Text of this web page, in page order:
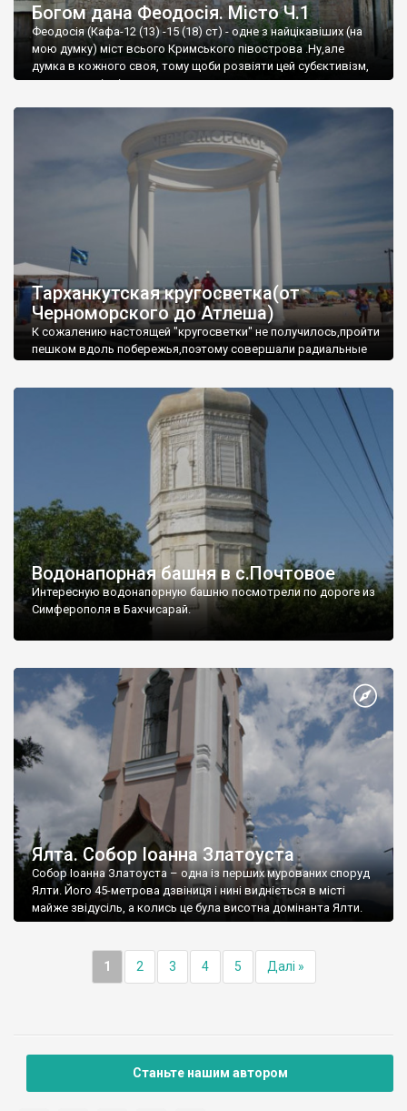
Богом дана Феодосія. Місто Ч.1
Феодосія (Кафа-12 (13) -15 (18) ст) - одне з найцікавіших (на
мою думку) міст всього Кримського півострова .Ну,але
думка в кожного своя, тому щоби розвіяти цей субєктивізм,
запрошую відвідати це
Тарханкутская кругосветка(от
Черноморского до Атлеша)
К сожалению настоящей "кругосветки" не получилось,пройти
пешком вдоль побережья,поэтому совершали радиальные
Водонапорная башня в с.Почтовое
Интересную водонапорную башню посмотрели по дороге из
Симферополя в Бахчисарай.
Ялта. Собор Іоанна Златоуста
Собор Іоанна Златоуста – одна із перших мурованих споруд
Ялти. Його 45-метрова дзвіниця і нині видніється в місті
майже звідусіль, а колись це була висотна домінанта Ялти.
1 2 3 4 5 Далі »
Станьте нашим автором